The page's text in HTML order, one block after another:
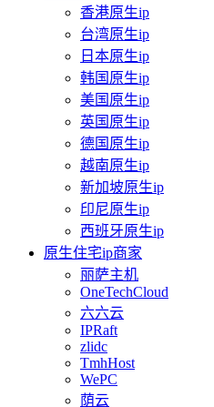
香港原生ip
台湾原生ip
日本原生ip
韩国原生ip
美国原生ip
英国原生ip
德国原生ip
越南原生ip
新加坡原生ip
印尼原生ip
西班牙原生ip
原生住宅ip商家
丽萨主机
OneTechCloud
六六云
IPRaft
zlidc
TmhHost
WePC
荫云